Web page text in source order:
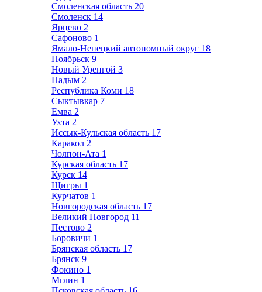
Смоленская область 20
Смоленск 14
Ярцево 2
Сафоново 1
Ямало-Ненецкий автономный округ 18
Ноябрьск 9
Новый Уренгой 3
Надым 2
Республика Коми 18
Сыктывкар 7
Емва 2
Ухта 2
Иссык-Кульская область 17
Каракол 2
Чолпон-Ата 1
Курская область 17
Курск 14
Щигры 1
Курчатов 1
Новгородская область 17
Великий Новгород 11
Пестово 2
Боровичи 1
Брянская область 17
Брянск 9
Фокино 1
Мглин 1